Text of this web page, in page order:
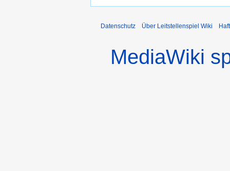
Datenschutz Über Leitstellenspiel Wiki
MediaWiki